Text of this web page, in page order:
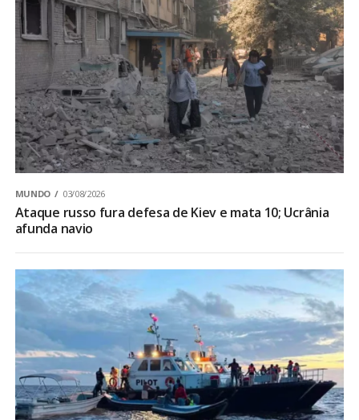
MUNDO 03/08/2026
Ataque russo fura defesa de Kiev e mata 10; Ucrânia
afunda navio